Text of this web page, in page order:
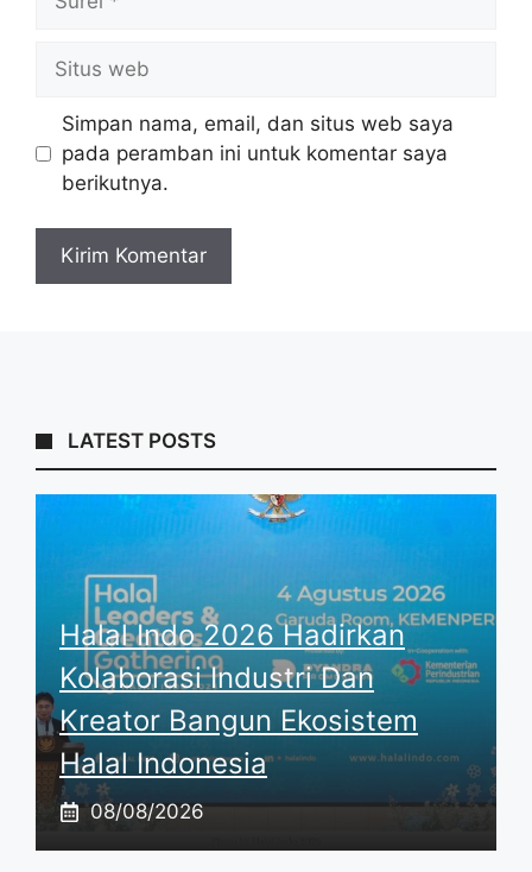
web
Simpan nama, email, dan situs web saya
pada peramban ini untuk komentar saya
berikutnya.
LATEST POSTS
Halal Indo 2026 Hadirkan
Kolaborasi Industri Dan
Kreator Bangun Ekosistem
Halal Indonesia
08/08/2026